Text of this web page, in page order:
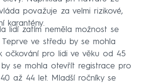
považuje za velmi rizikové,
karantény.
lidí zatím neměla možnost se
ve středu by se mohla
očkování pro lidi ve věku od 45
by se mohla otevřít registrace pro
až 44 let. Mladší ročníky se